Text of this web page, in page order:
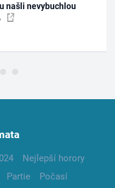
našli nevybuchlou
Nejlepší horory
Partie
Počasí